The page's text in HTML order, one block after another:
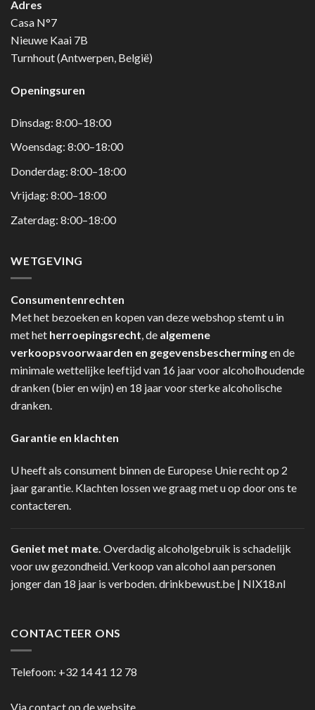
Adres
Casa N°7
Nieuwe Kaai 7B
Turnhout (Antwerpen, België)
Openingsuren
Dinsdag: 8:00–18:00
Woensdag: 8:00–18:00
Donderdag: 8:00–18:00
Vrijdag: 8:00–18:00
Zaterdag: 8:00–18:00
WETGEVING
Consumentenrechten
Met het bezoeken en kopen van deze webshop stemt u in
met het herroepingsrecht, de algemene
verkoopsvoorwaarden en gegevensbeschermingen de
minimale wettelijke leeftijd van 16 jaar voor alcoholhoudende
dranken (bier en wijn) en 18 jaar voor sterke alcoholische
dranken.
Garantie en klachten
U heeft als consument binnen de Europese Unie recht op 2
jaar garantie. Klachten lossen we graag met u op door ons te
contacteren.
Geniet met mate. Overdadig alcoholgebruik is schadelijk
voor uw gezondheid. Verkoop van alcohol aan personen
jonger dan 18 jaar is verboden.drinkbewust.be | NIX18.nl
CONTACTEER ONS
Telefoon: +32 14 41 12 78
Via contact op de website.